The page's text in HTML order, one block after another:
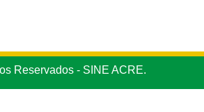
Reservados - SINE ACRE.